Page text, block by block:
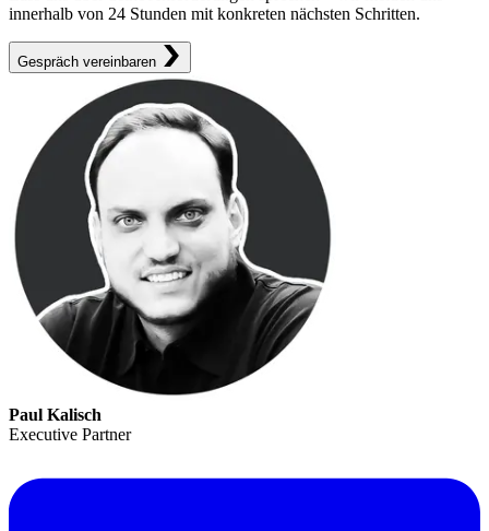
innerhalb von 24 Stunden mit konkreten nächsten Schritten.
Gespräch vereinbaren
Paul Kalisch
Executive Partner